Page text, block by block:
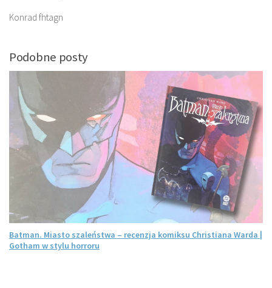
Konrad fhtagn
Podobne posty
Batman. Miasto szaleństwa – recenzja komiksu Christiana Warda |
Gotham w stylu horroru